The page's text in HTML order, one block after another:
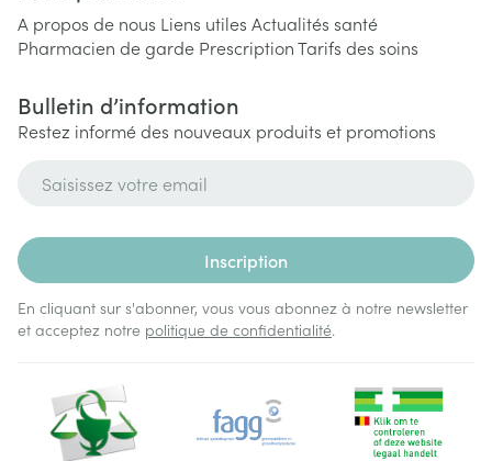
A propos de nous Liens utiles Actualités santé
Pharmacien de garde PrescriptionTarifs des soins
Bulletin d’information
Restez informé des nouveaux produits et promotions
Inscription
En cliquant sur s'abonner, vous vous abonnez à notre newsletter
et acceptez notre politique de confidentialité.